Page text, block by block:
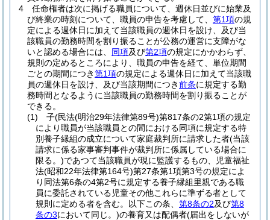
4
任命権者は次に掲げる職員について、週休日並びに始業及
び終業の時刻について、職員の申告を考慮して、 第1項の規
定による週休日に加えて当該職員の週休日を設け、及び当
該職員の勤務時間を割り振ることが公務の運営に支障がな
いと認める場合には、 同項及び第2項の規定にかかわらず、
規則の定めるところにより、職員の申告を経て、単位期間
ごとの期間につき第1項の規定による週休日に加えて当該職
員の週休日を設け、及び当該期間につき前条に規定する勤
務時間となるように当該職員の勤務時間を割り振ることが
できる。
(1)
子(民法(明治29年法律第89号)第817条の2第1項の規定
により職員が当該職員との間における同項に規定する特
別養子縁組の成立について家庭裁判所に請求した者(当該
請求に係る家事審判事件が裁判所に係属している場合に
限る。)であつて当該職員が現に監護するもの、児童福祉
法(昭和22年法律第164号)第27条第1項第3号の規定によ
り同法第6条の4第2号に規定する養子縁組里親である職
員に委託されている児童その他これらに準ずる者として
規則に定める者を含む。以下この条、 第8条の2及び第8
条の3において同じ。)の養育又は配偶者(届出をしないが